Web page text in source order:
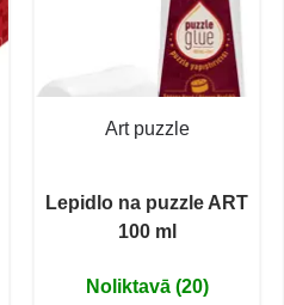
Art puzzle
Lepidlo na puzzle ART
100 ml
Noliktavā (20)